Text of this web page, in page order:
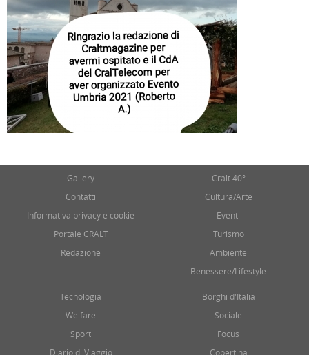
Gallery
Contatti
Informativa privacy e cookie
Portale CRALT
Redazione
Cralt 40°
Cultura/Arte
Eventi
Turismo
Ambiente
Benessere/Lifestyle
Tecnologia
Welfare
Sport
Diario di Viaggio
Borghi d'Italia
Sociale
Focus
Copertina